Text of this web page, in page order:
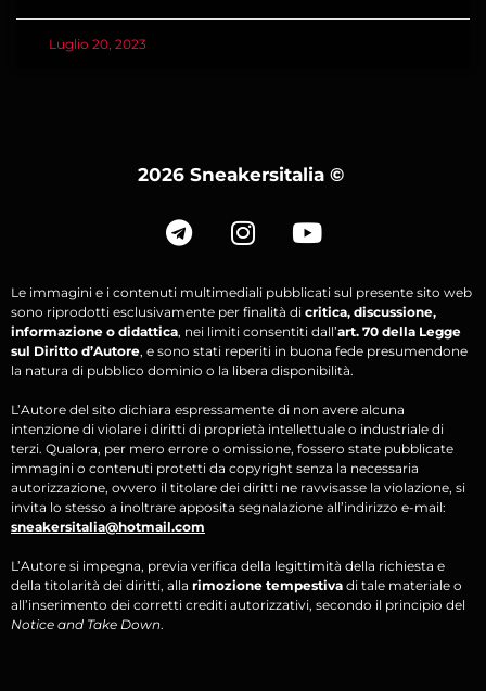
Luglio 20, 2023
2026 Sneakersitalia ©
Le immagini e i contenuti multimediali pubblicati sul presente sito web
sono riprodotti esclusivamente per finalità di critica, discussione,
informazione o didattica, nei limiti consentiti dall’art. 70 della Legge
sul Diritto d’Autore, e sono stati reperiti in buona fede presumendone
la natura di pubblico dominio o la libera disponibilità.
L’Autore del sito dichiara espressamente di non avere alcuna
intenzione di violare i diritti di proprietà intellettuale o industriale di
terzi. Qualora, per mero errore o omissione, fossero state pubblicate
immagini o contenuti protetti da copyright senza la necessaria
autorizzazione, ovvero il titolare dei diritti ne ravvisasse la violazione, si
invita lo stesso a inoltrare apposita segnalazione all’indirizzo e-mail:
sneakersitalia@hotmail.com
L’Autore si impegna, previa verifica della legittimità della richiesta e
della titolarità dei diritti, alla rimozione tempestiva di tale materiale o
all’inserimento dei corretti crediti autorizzativi, secondo il principio del
Notice and Take Down.